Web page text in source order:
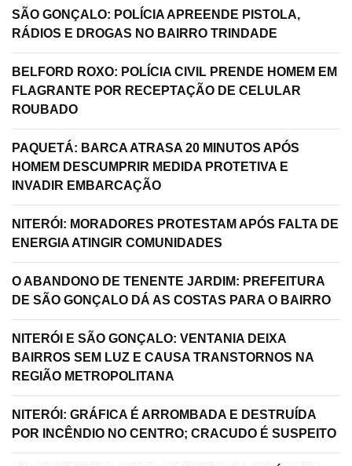
SÃO GONÇALO: POLÍCIA APREENDE PISTOLA,
RÁDIOS E DROGAS NO BAIRRO TRINDADE
BELFORD ROXO: POLÍCIA CIVIL PRENDE HOMEM EM
FLAGRANTE POR RECEPTAÇÃO DE CELULAR
ROUBADO
PAQUETÁ: BARCA ATRASA 20 MINUTOS APÓS
HOMEM DESCUMPRIR MEDIDA PROTETIVA E
INVADIR EMBARCAÇÃO
NITERÓI: MORADORES PROTESTAM APÓS FALTA DE
ENERGIA ATINGIR COMUNIDADES
O ABANDONO DE TENENTE JARDIM: PREFEITURA
DE SÃO GONÇALO DÁ AS COSTAS PARA O BAIRRO
NITERÓI E SÃO GONÇALO: VENTANIA DEIXA
BAIRROS SEM LUZ E CAUSA TRANSTORNOS NA
REGIÃO METROPOLITANA
NITERÓI: GRÁFICA É ARROMBADA E DESTRUÍDA
POR INCÊNDIO NO CENTRO; CRACUDO É SUSPEITO